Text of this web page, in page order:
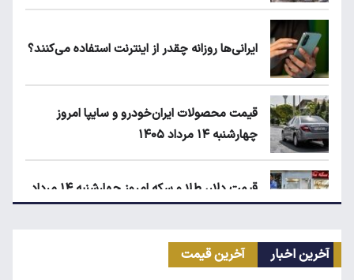
ایرانی‌ها روزانه چقدر از اینترنت استفاده می‌کنند؟
قیمت محصولات ایران‌خودرو و سایپا امروز
چهارشنبه ۱۴ مرداد ۱۴۰۵
قیمت دلار، طلا و سکه امروز چهارشنبه ۱۴ مرداد
۱۴۰۵
انتقال سهمیه بنزین خودروها به کارت بانکی تا
آخرین اخبار آخرین قیمت